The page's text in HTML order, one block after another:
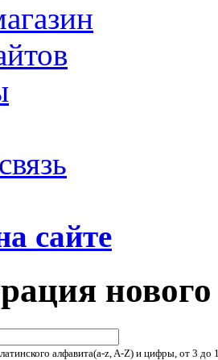
сайте
алфавита(a-z, A-Z) и цифры, от 3 до